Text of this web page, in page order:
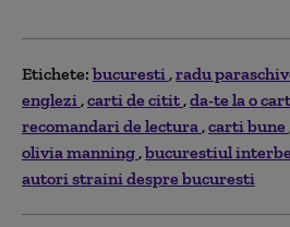
Etichete: bucuresti radu
englezi carti de citit da-te la o
recomandari de lectura carti bune
olivia manning bucurestiul
autori straini despre bucuresti